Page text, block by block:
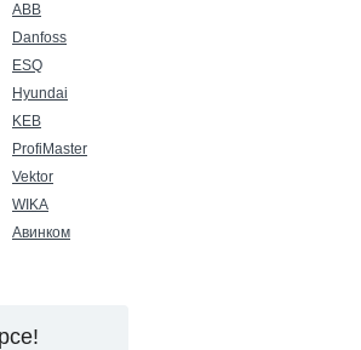
ABB
Danfoss
ESQ
Hyundai
KEB
ProfiMaster
Vektor
WIKA
Авинком